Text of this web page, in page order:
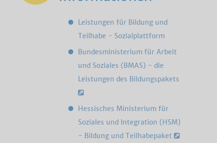
Leistungen für Bildung und
Teilhabe - Sozialplattform
Bundesministerium für Arbeit
und Soziales (BMAS) - die
Leistungen des Bildungspakets
Hessisches Ministerium für
Soziales und Integration (HSM)
- Bildung und Teilhabepaket